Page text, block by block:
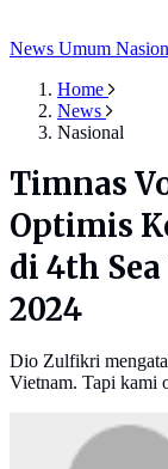
News Umum
Home
News
Nasional
Timnas
Optimis
di 4th
2024
Dio Zulfikri
Vietnam. Tapi kami